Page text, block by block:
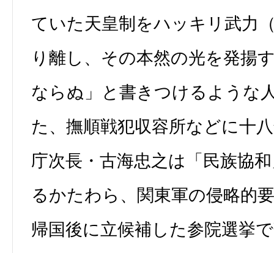
ていた天皇制をハッキリ武力
り離し、その本然の光を発揚
ならぬ」と書きつけるような
た、撫順戦犯収容所などに十
庁次長・古海忠之は「民族協
るかたわら、関東軍の侵略的
帰国後に立候補した参院選挙